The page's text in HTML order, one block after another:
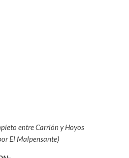
entre Carrión y Hoyos
El Malpensante)